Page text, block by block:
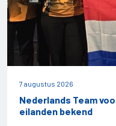
7 augustus 2026
Nederlands Team
eilanden bekend